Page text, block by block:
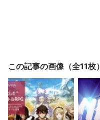
この記事の画像（全11枚）